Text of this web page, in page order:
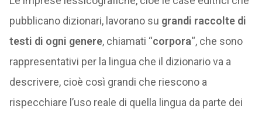
pubblicano dizionari, lavorano su grandi raccolte di
testi di ogni genere, chiamati “corpora“, che sono
rappresentativi per la lingua che il dizionario va a
descrivere, cioè così grandi che riescono a
rispecchiare l’uso reale di quella lingua da parte dei